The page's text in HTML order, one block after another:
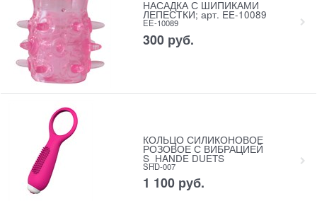
НАСАДКА С ШИПИКАМИ
ЛЕПЕСТКИ; арт. EE-10089
EE-10089
300 руб.
КОЛЬЦО СИЛИКОНОВОЕ
РОЗОВОЕ С ВИБРАЦИЕЙ
S_HANDE DUETS
SHD-007
1 100 руб.